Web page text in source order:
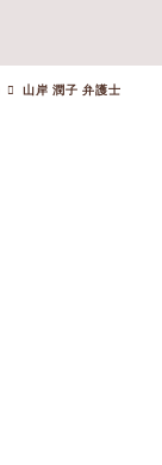
山岸 潤子 弁護士